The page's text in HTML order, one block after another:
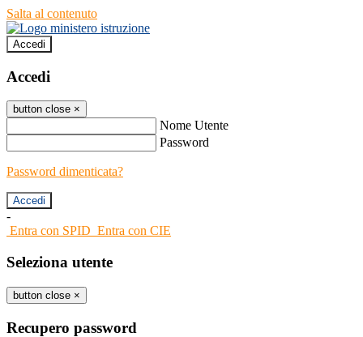
Salta al contenuto
Accedi
Accedi
button close ×
Nome Utente
Password
Password dimenticata?
-
Entra con SPID Entra con CIE
Seleziona utente
button close ×
Recupero password